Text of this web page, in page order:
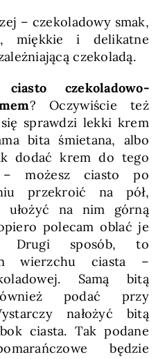
– czekoladowy smak,
miękkie i delikatne
czekoladą.
ciasto czekoladowo-
? Oczywiście też
sprawdzi lekki krem
bita śmietana, albo
dodać krem do tego
możesz ciasto po
przekroić na pół,
ułożyć na nim górną
polecam oblać je
Drugi sposób, to
wierzchu ciasta –
Samą bitą
podać przy
nałożyć bitą
ciasta. Tak podane
będzie